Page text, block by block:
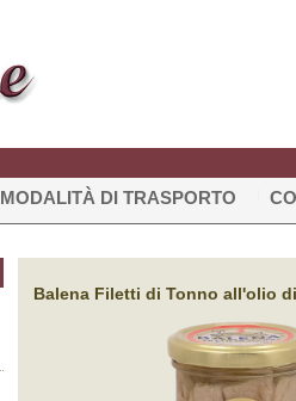
MODALITÀ DI TRASPORTO
Balena Filetti di Tonno all'olio